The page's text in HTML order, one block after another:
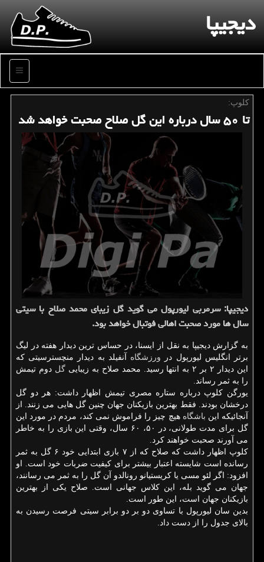
دیجیپا
منو
كلوپ:
تا ۵۰ سال درباره این گل صلاح صحبت خواهد شد
دیجیپا: سرمربی لیورپول می گوید گل زیبای محمد صلاح با سیتی
سال ها مورد صحبت اهالی فوتبال خواهد بود.
به گزارش دیجیپا به نقل از ایسنا، در حساس ترین دیدار هفته در لیگ
برتر انگلیس لیورپول در ورزشگاه آنفیلد به دیدار منچسترسیتی که
این دیدار ۲ بر ۲ به انتها رسید. محمد صلاح به زیبایی
گل دوم تیمش
را به ثمر رساند.
یورگن کلوپ درباره ستاره مصری تیمش اظهار داشت: هر دو گل
درخشان بودند. فقط بهترین بازیکنان جهان چنین گل هایی می زنند. از
آنجائیکه این باشگاه هیچ چیز را فراموش نمی کند، مردم در مورد این
گل برای مدت طولانی، در ۵۰، ۶۰ سال، وقتی این بازی را به خاطر
می آورند صحبت خواهند کرد.
کلوپ اظهار داشت که صلاح که از ۷ بازی ابتدایی خود ۶ گل به ثمر
رسانده است شایسته اعتبار بیشتر برای کیفیت ضربات خود است. او
افزود: اگر لئو مسی یا کریستیانو رونالدو آن گل را به ثمر می رسانند،
جهان می گوید بله، این کلاس جهانی است. صلاح یکی از بهترین
بازیکنان جهان است، این طور است.
بدین سان لیورپول با تساوی دو بر دو برابر سیتی فرصت رسیدن به
بالای جدول را از دست داد.